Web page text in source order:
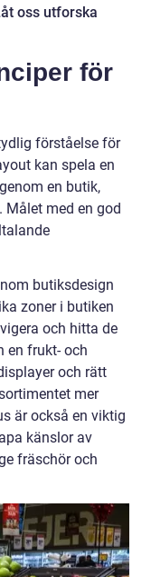
oss utforska
för
förståelse för
kan spela en
en butik,
Målet med en god
butiksdesign
zoner i butiken
och hitta de
en frukt- och
och rätt
mer
är också en viktig
känslor av
fräschör och